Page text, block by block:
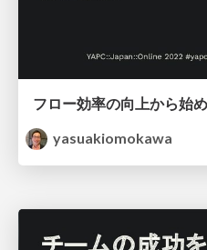
yasuakiomokawa